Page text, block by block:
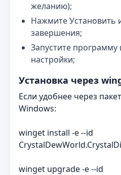
желанию);
Нажмите Установить
завершения;
Запустите
настройки;
Установка через
Если удобнее через
Windows:
winget install -e --id
winget upgrade -e --id